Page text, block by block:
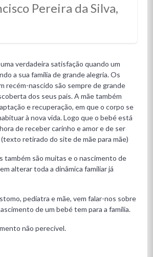
Pereira da Silva,
uma verdadeira satisfação quando um
a sua família de grande alegria. Os
recém-nascido são sempre de grande
dos seus pais. A mãe também
e recuperação, em que o corpo se
à nova vida. Logo que o bebé está
de receber carinho e amor e de ser
retirado do site de mãe para mãe)
também são muitas e o nascimento de
alterar toda a dinâmica familiar já
pediatra e mãe, vem falar-nos sobre
de um bebé tem para a família.
não perecível.